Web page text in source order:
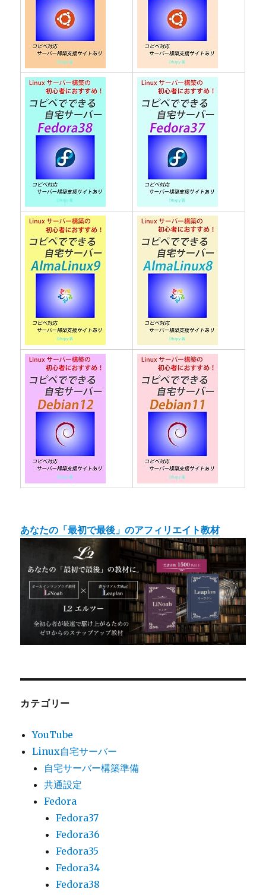
あなたの「最初で最後」のアフィリエイト教材
カテゴリー
YouTube
Linux自宅サーバー
自宅サーバー構築準備
共通設定
Fedora
Fedora37
Fedora36
Fedora35
Fedora34
Fedora38